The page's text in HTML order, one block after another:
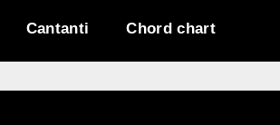
Cantanti Chord chart